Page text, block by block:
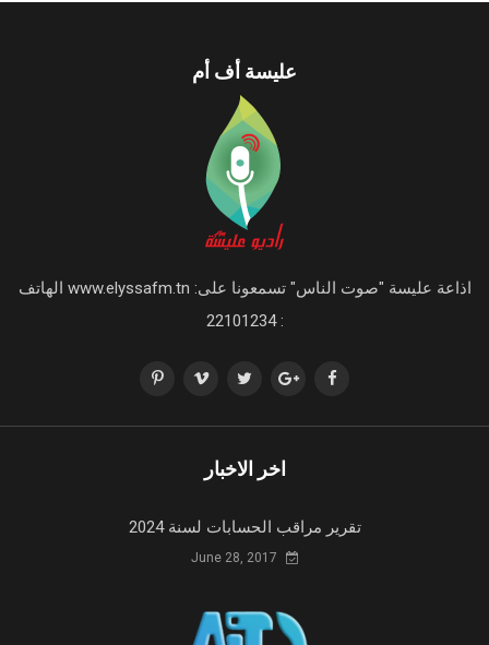
عليسة أف أم
اذاعة عليسة "صوت الناس" تسمعونا على: www.elyssafm.tn الهاتف
: 22101234
اخر الاخبار
تقرير مراقب الحسابات لسنة 2024